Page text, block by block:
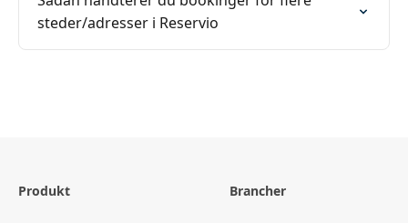
steder/adresser i Reservio
Produkt Brancher